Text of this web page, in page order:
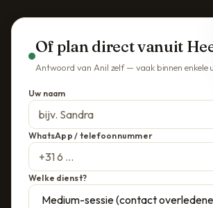
Of plan direct vanuit
Antwoord van Anil zelf — vaak binnen enkele
Uw naam
WhatsApp / telefoonnummer
Welke dienst?